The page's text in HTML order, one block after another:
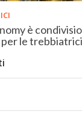
è
per le